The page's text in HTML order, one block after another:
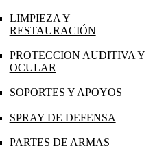
LIMPIEZA Y
RESTAURACIÓN
PROTECCION AUDITIVA Y
OCULAR
SOPORTES Y APOYOS
SPRAY DE DEFENSA
PARTES DE ARMAS